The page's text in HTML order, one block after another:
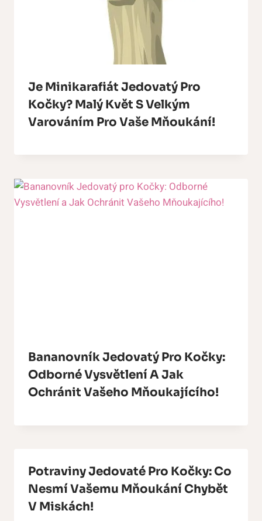
Je Minikarafiát Jedovatý Pro
Kočky? Malý Květ S Velkým
Varováním Pro Vaše Mňoukání!
Bananovník Jedovatý Pro Kočky:
Odborné Vysvětlení A Jak
Ochránit Vašeho Mňoukajícího!
Potraviny Jedovaté Pro Kočky: Co
Nesmí Vašemu Mňoukání Chybět
V Miskách!